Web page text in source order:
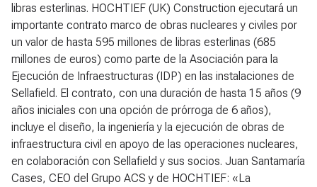
libras esterlinas. HOCHTIEF (UK) Construction ejecutará un
importante contrato marco de obras nucleares y civiles por
un valor de hasta 595 millones de libras esterlinas (685
millones de euros) como parte de la Asociación para la
Ejecución de Infraestructuras (IDP) en las instalaciones de
Sellafield. El contrato, con una duración de hasta 15 años (9
años iniciales con una opción de prórroga de 6 años),
incluye el diseño, la ingeniería y la ejecución de obras de
infraestructura civil en apoyo de las operaciones nucleares,
en colaboración con Sellafield y sus socios. Juan Santamaría
Cases, CEO del Grupo ACS y de HOCHTIEF: «La